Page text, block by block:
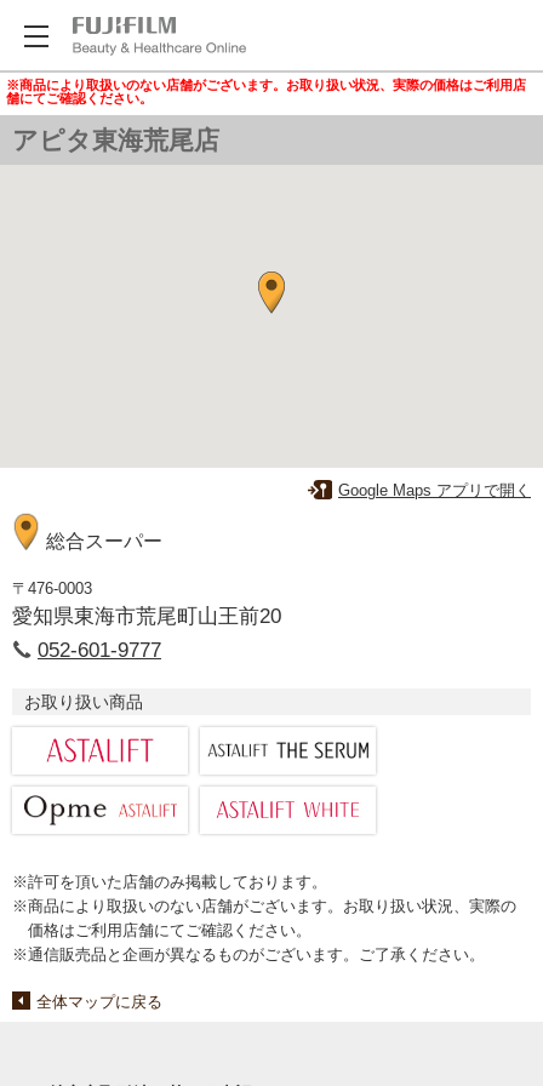
※商品により取扱いのない店舗がございます。お取り扱い状況、実際の価格はご利用店
舗にてご確認ください。
アピタ東海荒尾店
Google Maps アプリで開く
総合スーパー
〒476-0003
愛知県東海市荒尾町山王前20
052-601-9777
お取り扱い商品
※許可を頂いた店舗のみ掲載しております。
※商品により取扱いのない店舗がございます。お取り扱い状況、実際の
価格はご利用店舗にてご確認ください。
※通信販売品と企画が異なるものがございます。ご了承ください。
全体マップに戻る